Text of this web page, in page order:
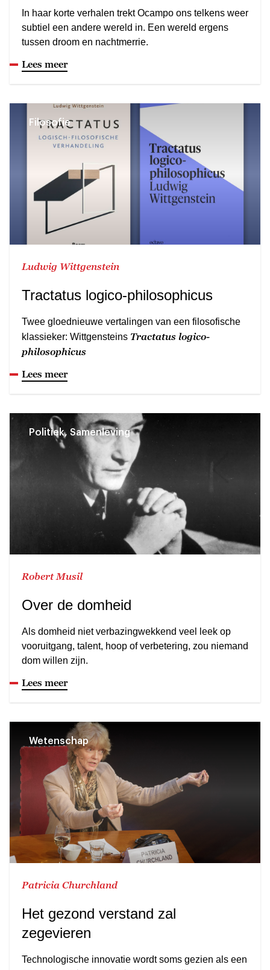
In haar korte verhalen trekt Ocampo ons telkens weer
subtiel een andere wereld in. Een wereld ergens
tussen droom en nachtmerrie.
Lees meer
Filosofie
Ludwig Wittgenstein
Tractatus logico-philosophicus
Twee gloednieuwe vertalingen van een filosofische
klassieker: Wittgensteins Tractatus logico-
philosophicus
Lees meer
Politiek, Samenleving
Robert Musil
Over de domheid
Als domheid niet verbazingwekkend veel leek op
vooruitgang, talent, hoop of verbetering, zou niemand
dom willen zijn.
Lees meer
Wetenschap
Patricia Churchland
Het gezond verstand zal
zegevieren
Technologische innovatie wordt soms gezien als een